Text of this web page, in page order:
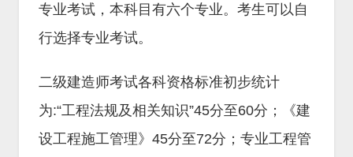
专业考试，本科目有六个专业。考生可以自
行选择专业考试。
二级建造师考试各科资格标准初步统计
为:“工程法规及相关知识”45分至60分；《建
设工程施工管理》45分至72分；专业工程管